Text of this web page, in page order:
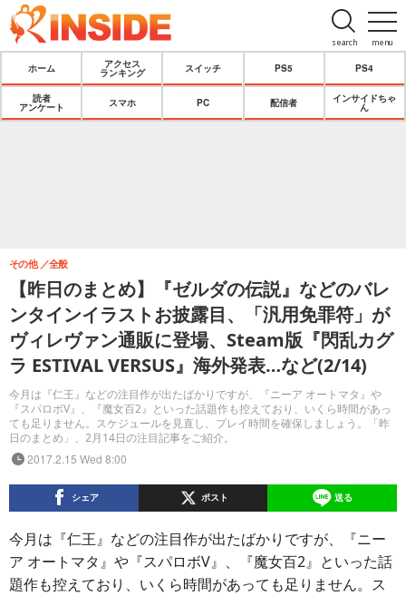
menu
search
ホーム
アクセス
ランキング
スイッチ PS5 PS4
読者
アンケート
スマホ PC 配信者
インサイドちゃ
ん
【昨日のまとめ】『ゼルダの伝説』などのバレ
ンタインイラストお披露目、「汎用免罪符」が
ヴィレヴァン通販に登場、Steam版『閃乱カグ
ラ ESTIVAL VERSUS』海外発表…など(2/14)
今月は『仁王』などの注目作が出たばかりですが、『ニーア オートマタ』や
『スパロボV』、『魔女百2』といった話題作も控えており、いくら時間があっ
ても足りません。スケジュールを見直し、プレイ時間を確保しましょう。「昨
日のまとめ」、2月14日の注目記事をご紹介。
その他 全般
2017.2.15 Wed 8:00
シェア ポスト 送る
今月は『仁王』などの注目作が出たばかりですが、『ニー
ア オートマタ』や『スパロボV』、『魔女百2』といった話
題作も控えており、いくら時間があっても足りません。ス